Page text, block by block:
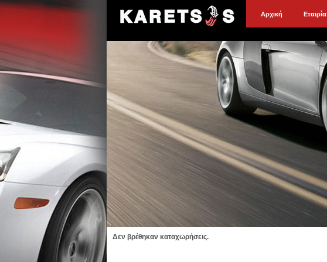
Αρχική Εταιρία
Δεν βρέθηκαν καταχωρήσεις.